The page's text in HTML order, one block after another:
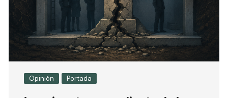
Opinión Portada